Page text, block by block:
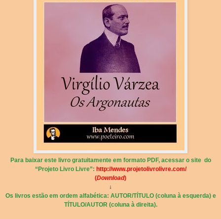
Para baixar este livro gratuitamente em formato PDF, acessar o site do
“Projeto Livro Livre”: http://www.projetolivrolivre.com/
(Download)
↓
Os livros estão em ordem alfabética: AUTOR/TÍTULO (coluna à esquerda) e
TÍTULO/AUTOR (coluna à direita).